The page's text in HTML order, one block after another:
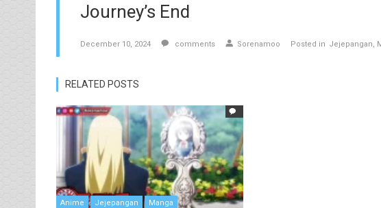
Journey’s End
December 10, 2024 comments Sorenamoo Posted in Jejepangan
RELATED POSTS
Anime Jejepangan Manga